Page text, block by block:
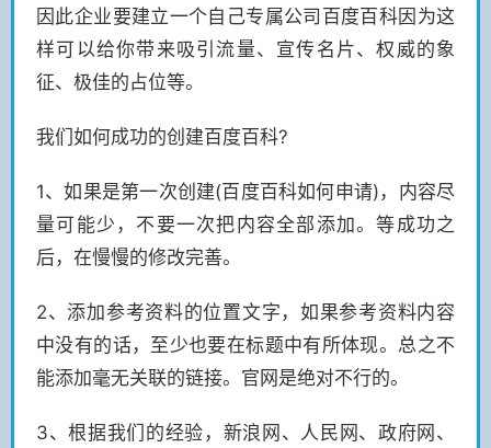
因此企业要建立一个自己专属公司百度百科因为这
样可以给你带来吸引流量、宣传名片、权威的象
征、极佳的占位等。
我们如何成功的创建百度百科?
1、如果是第一次创建(百度百科如何申请)，内容尽
量可能少，不要一次把内容全部添加。等成功之
后，在慢慢的修改完善。
2、添加参考资料的位置文字，如果参考资料内容
中没有的话，至少也要在标题中有所体现。总之不
能添加毫无关联的链接。官网是绝对不行的。
3、根据我们的经验，新浪网、人民网、政府网、